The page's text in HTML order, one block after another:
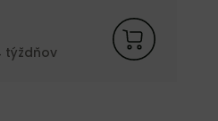
týždňov